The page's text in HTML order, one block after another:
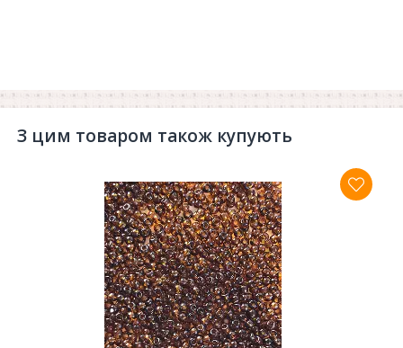
З цим товаром також купують